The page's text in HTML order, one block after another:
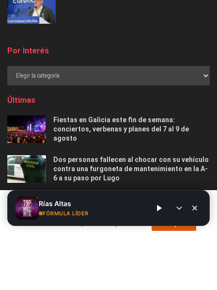
Por Interés
Últimas
Fiestas en Galicia este fin de semana:
conciertos, verbenas y planes del 7 al 9 de
agosto
Dos personas fallecen al chocar con su vehículo
contra una furgoneta de mantenimiento en la A-
6 a su paso por Lugo
Las 12 playas gallegas con Bandera Azul menos
masificadas para disfrutar este verano
Rías Altas
FÓRMULA LÍDER
Este sitio web utiliza cookies. Al continuar utilizando este sitio
web, usted da su consentimiento para el uso de cookies. Visite